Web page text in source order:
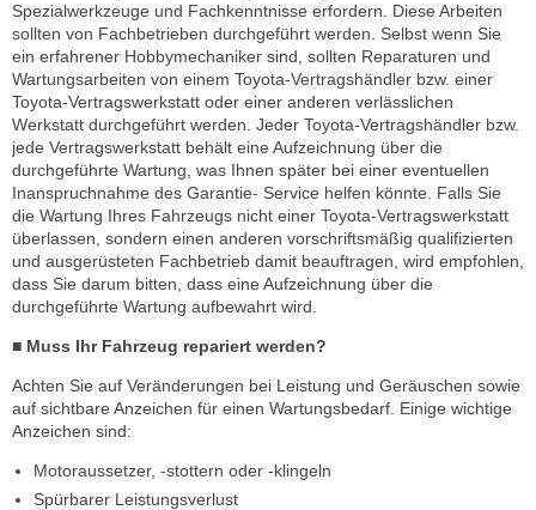
Spezialwerkzeuge und Fachkenntnisse erfordern. Diese Arbeiten
sollten von Fachbetrieben durchgeführt werden. Selbst wenn Sie
ein erfahrener Hobbymechaniker sind, sollten Reparaturen und
Wartungsarbeiten von einem Toyota-Vertragshändler bzw. einer
Toyota-Vertragswerkstatt oder einer anderen verlässlichen
Werkstatt durchgeführt werden. Jeder Toyota-Vertragshändler bzw.
jede Vertragswerkstatt behält eine Aufzeichnung über die
durchgeführte Wartung, was Ihnen später bei einer eventuellen
Inanspruchnahme des Garantie- Service helfen könnte. Falls Sie
die Wartung Ihres Fahrzeugs nicht einer Toyota-Vertragswerkstatt
überlassen, sondern einen anderen vorschriftsmäßig qualifizierten
und ausgerüsteten Fachbetrieb damit beauftragen, wird empfohlen,
dass Sie darum bitten, dass eine Aufzeichnung über die
durchgeführte Wartung aufbewahrt wird.
■ Muss Ihr Fahrzeug repariert werden?
Achten Sie auf Veränderungen bei Leistung und Geräuschen sowie
auf sichtbare Anzeichen für einen Wartungsbedarf. Einige wichtige
Anzeichen sind:
Motoraussetzer, -stottern oder -klingeln
Spürbarer Leistungsverlust